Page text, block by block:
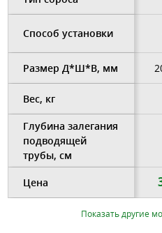
Способ установки
Размер Д*Ш*В, мм
Вес, кг
Глубина залегания
подводящей
трубы, см
Цена
Показать другие